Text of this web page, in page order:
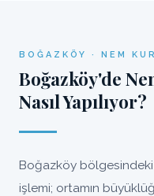
BOĞAZKÖY · NEM
Boğazköy'de
Nasıl Yapılıyor?
Boğazköy
işlemi; ortamın